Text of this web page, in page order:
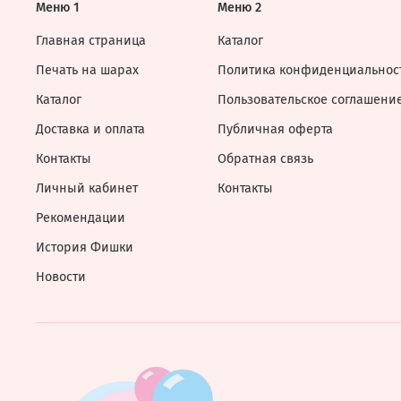
Меню 1
Главная страница
Печать на шарах
Каталог
Доставка и оплата
Контакты
Личный кабинет
Рекомендации
История Фишки
Новости
Меню 2
Каталог
Политика
Пользовательское
Публичная оферта
Обратная связь
Контакты